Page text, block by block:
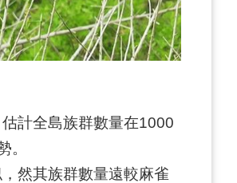
計全島族群數量在1000
。
然其族群數量遠較麻雀